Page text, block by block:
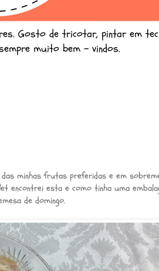
Gosto de tricotar, pintar em
muito bem - vindos.
minhas frutas preferidas e em
encontrei esta e como tinha uma
de domingo.